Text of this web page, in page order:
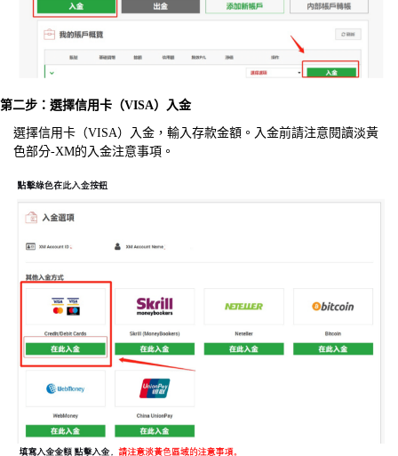
第二步：選擇信用卡（VISA）入金
選擇信用卡（VISA）入金，輸入存款金額。入金前請注意閱讀淡黃
色部分-XM的入金注意事項。